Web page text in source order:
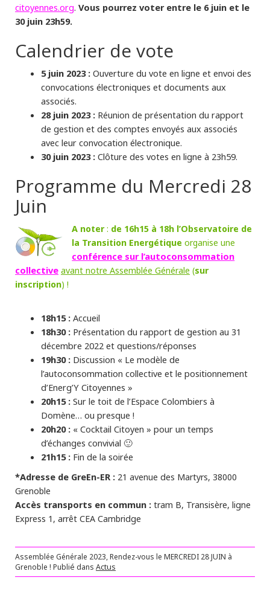
citoyennes.org. Vous pourrez voter entre le 6 juin et le
30 juin 23h59.
Calendrier de vote
5 juin 2023 :Ouverture du vote en ligne et envoi des
convocations électroniques et documents aux
associés.
28 juin 2023 : Réunion de présentation du rapport
de gestion et des comptes envoyés aux associés
avec leur convocation électronique.
30 juin 2023 : Clôture des votes en ligne à 23h59.
Programme du Mercredi 28
Juin
A noter: de 16h15 à 18h l’Observatoire de
la Transition Energétique organise une
conférence sur l’autoconsommation
collective avant notre Assemblée Générale (sur
inscription) !
18h15 :Accueil
18h30 :Présentation du rapport de gestion au 31
décembre 2022 et questions/réponses
19h30 : Discussion « Le modèle de
l’autoconsommation collective et le positionnement
d’Energ’Y Citoyennes »
20h15 : Sur le toit de l’Espace Colombiers à
Domène… ou presque !
20h20 :« Cocktail Citoyen » pour un temps
d’échanges convivial 🙂
21h15 :Fin de la soirée
*Adresse de GreEn-ER : 21 avenue des Martyrs, 38000
Grenoble
Accès transports en commun : tram B, Transisère, ligne
Express 1, arrêt CEA Cambridge
Assemblée Générale 2023, Rendez-vous le MERCREDI 28 JUIN à
Grenoble ! Publié dans Actus